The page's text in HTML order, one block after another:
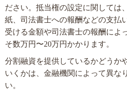
ださい。抵当権の設定に関しては
紙、司法書士への報酬などの支払
受ける金額や司法書士の報酬によ
そ数万円〜20万円かかります。
分割融資を提供しているかどうか
いくかは、金融機関によって異な
い。